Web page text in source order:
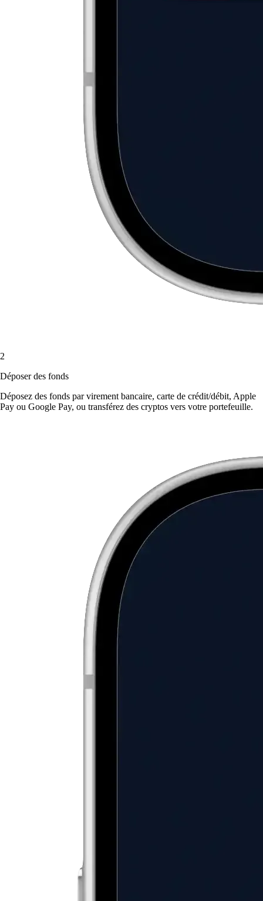
2
Déposer des fonds
Déposez des fonds par virement bancaire, carte de crédit/débit, Apple
Pay ou Google Pay, ou transférez des cryptos vers votre portefeuille.